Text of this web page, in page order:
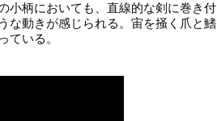
小柄においても、直線的な剣に巻き付
な動きが感じられる。宙を掻く爪と鰭
ている。